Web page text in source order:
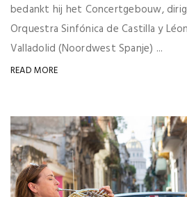
bedankt hij het Concertgebouw,
Orquestra Sinfónica de Castilla y
Valladolid (Noordwest Spanje) ...
READ MORE